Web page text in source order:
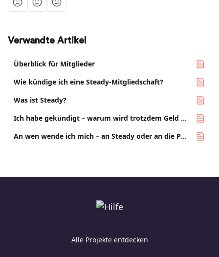
Verwandte Artikel
Überblick für Mitglieder
Wie kündige ich eine Steady-Mitgliedschaft?
Was ist Steady?
Ich habe gekündigt – warum wird trotzdem Geld abgebucht?
An wen wende ich mich – an Steady oder an die Publikation?
Alle Projekte entdecken